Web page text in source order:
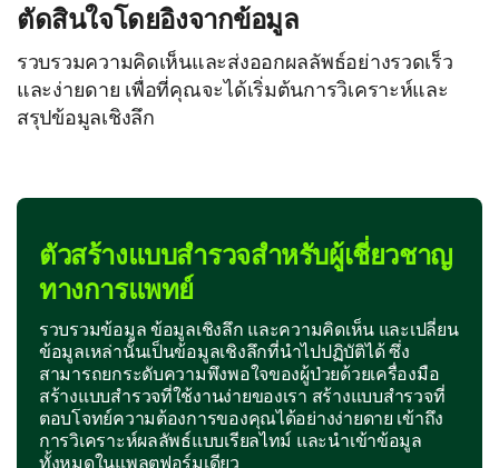
ตัดสินใจโดยอิงจากข้อมูล
รวบรวมความคิดเห็นและส่งออกผลลัพธ์อย่างรวดเร็ว
และง่ายดาย เพื่อที่คุณจะได้เริ่มต้นการวิเคราะห์และ
สรุปข้อมูลเชิงลึก
ตัวสร้างแบบสำรวจสำหรับผู้เชี่ยวชาญ
ทางการแพทย์
รวบรวมข้อมูล ข้อมูลเชิงลึก และความคิดเห็น และเปลี่ยน
ข้อมูลเหล่านั้นเป็นข้อมูลเชิงลึกที่นำไปปฏิบัติได้ ซึ่ง
สามารถยกระดับความพึงพอใจของผู้ป่วยด้วยเครื่องมือ
สร้างแบบสำรวจที่ใช้งานง่ายของเรา สร้างแบบสำรวจที่
ตอบโจทย์ความต้องการของคุณได้อย่างง่ายดาย เข้าถึง
การวิเคราะห์ผลลัพธ์แบบเรียลไทม์ และนำเข้าข้อมูล
ทั้งหมดในแพลตฟอร์มเดียว